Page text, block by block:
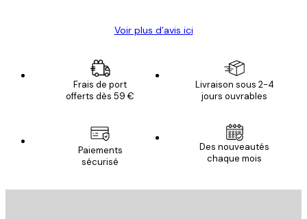
Voir plus d’avis ici
S'INSCRIRE
Frais de port
offerts dès 59 €
Livraison sous 2-4
jours ouvrables
Paiements
sécurisé
Des nouveautés
chaque mois